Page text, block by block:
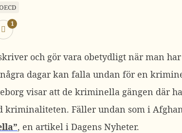
1
och gör vara obetydligt när man har
dagar kan falla undan för en
visar att de kriminella gängen där
kriminaliteten. Fäller undan som i
, en artikel i Dagens Nyheter.